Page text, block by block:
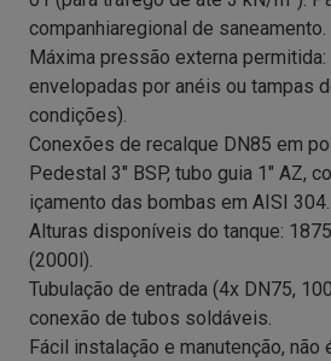
companhiaregional de saneamento.
Máxima pressão externa
envelopadas por anéis ou tampas
condições).
Conexões de recalque DN85 em
Pedestal 3″ BSP, tubo guia 1″ AZ,
içamento das bombas em AISI 304.
Alturas disponíveis do tanque:
(2000l).
Tubulação de entrada (4x DN75,
conexão de tubos soldáveis.
Fácil instalação e manutenção, não